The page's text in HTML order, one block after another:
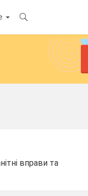
вправи та